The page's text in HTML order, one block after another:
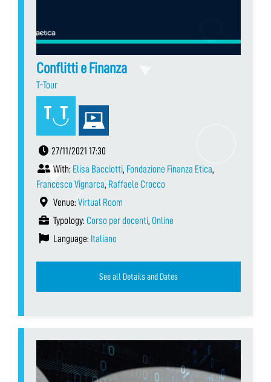
Conflitti e Finanza
T-Tour
27/11/2021 17:30
With: Elisa Bacciotti, Fondazione Finanza Etica,
Francesco Vignarca, Raffaele Crocco
Venue: Virtual Room
Typology: Corso per docenti, Online
Language: Italiano
See all Details and Dates